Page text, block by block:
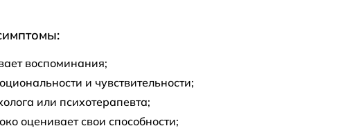
воспоминания;
и чувствительности;
или психотерапевта;
оценивает свои способности;